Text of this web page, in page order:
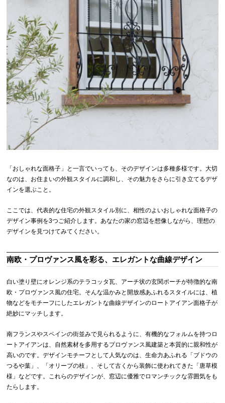
「おしゃれな面格子」と一言でいっても、そのデザインは多種多様です。大切
なのは、お住まいの外観スタイルに調和し、その魅力をさらに引き立てるデザ
インを選ぶこと。
ここでは、代表的な住宅の外観スタイル別に、相性のよいおしゃれな面格子の
デザイン事例を3つご紹介します。あなたの家の窓辺を想像しながら、理想の
デザインを見つけてみてください。
南欧・プロヴァンス風を彩る、エレガントな曲線デザイン
白い塗り壁にオレンジ系のテラコッタ瓦、アーチ状の玄関ポーチが特徴的な南
欧・プロヴァンス風の住宅。そんな温かみと開放感あふれるスタイルには、植
物などをモチーフにしたエレガントな曲線デザインのロートアイアン面格子が
絶妙にマッチします。
南フランスやスペインの街並みで見られるように、有機的なフォルムを持つロ
ートアイアンは、自然素材を多用するプロヴァンス風建築と本質的に親和性が
高いのです。デザインモチーフとして人気なのは、生命力あふれる「ブドウの
つるや葉」、「オリーブの枝」、そして古くから装飾に使われてきた「唐草模
様」などです。これらのデザインが、窓辺に優雅でロマンチックな雰囲気をも
たらします。